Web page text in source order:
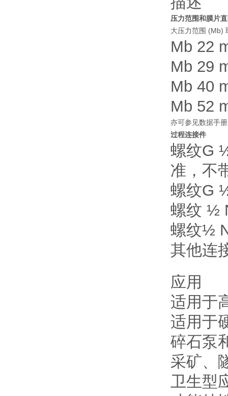
压力范围和膜片
大压力范围 (Mb)
Mb 22
Mb 29
Mb 40
Mb 52
亦可参见数据手
过程连接件
螺纹G
准，不
螺纹G
螺纹 ½
螺纹½
其他连
应用
适用于
适用于
碎石泵
采矿、
卫生型